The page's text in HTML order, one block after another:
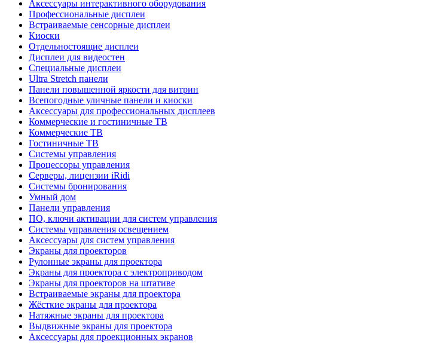
Аксессуары интерактивного оборудования
Профессиональные дисплеи
Встраиваемые сенсорные дисплеи
Киоски
Отдельностоящие дисплеи
Дисплеи для видеостен
Специальные дисплеи
Ultra Stretch панели
Панели повышенной яркости для витрин
Всепогодные уличные панели и киоски
Аксессуары для профессиональных дисплеев
Коммерческие и гостиничные ТВ
Коммерческие ТВ
Гостиничные ТВ
Системы управления
Процессоры управления
Серверы, лицензии iRidi
Системы бронирования
Умный дом
Панели управления
ПО, ключи активации для систем управления
Системы управления освещением
Аксессуары для систем управления
Экраны для проекторов
Рулонные экраны для проектора
Экраны для проектора с электроприводом
Экраны для проекторов на штативе
Встраиваемые экраны для проектора
Жёсткие экраны для проектора
Натяжные экраны для проектора
Выдвижные экраны для проектора
Аксессуары для проекционных экранов